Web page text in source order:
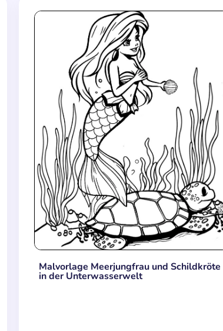
Malvorlage Meerjungfrau und Schildkröte
in der Unterwasserwelt